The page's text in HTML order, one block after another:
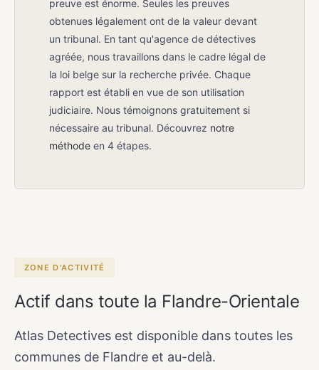
preuve est énorme. Seules les preuves
obtenues légalement ont de la valeur devant
un tribunal. En tant qu'agence de détectives
agréée, nous travaillons dans le cadre légal de
la loi belge sur la recherche privée. Chaque
rapport est établi en vue de son utilisation
judiciaire. Nous témoignons gratuitement si
nécessaire au tribunal. Découvrez notre
méthode en 4 étapes.
ZONE D'ACTIVITÉ
Actif dans toute la Flandre-Orientale
Atlas Detectives est disponible dans toutes les
communes de Flandre et au-delà.